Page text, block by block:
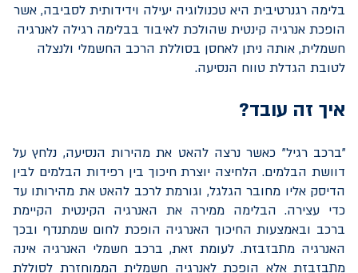
בלימה רגנרטיבית היא טכנולוגיה יעילה וידידותית לסביבה, אשר
הופכת אנרגיה קינטית שהולכת לאיבוד בבלימה רגילה לאנרגיה
חשמלית, אותה ניתן לאחסן בסוללת הרכב החשמלי ולנצלה
לטובת הגדלת טווח הנסיעה.
איך זה עובד?
"ברכב רגיל" כאשר נרצה להאט את מהירות הנסיעה, נלחץ על
דוושת הבלמים. הלחיצה יוצרת חיכוך בין רפידות הבלמים לבין
הדיסק אליו מחובר הגלגל, וגורמת לרכב להאט את מהירותו עד
כדי עצירה. הבלימה ממירה את האנרגיה הקינטית הקיימת
ברכב ובאמצעות החיכוך האנרגיה הופכת לחום שמתנדף ובכך
האנרגיה מתבזבזת. לעומת זאת, ברכב חשמלי האנרגיה אינה
מתבזבזת אלא הופכת לאנרגיה חשמלית הממוחזרת לסוללת